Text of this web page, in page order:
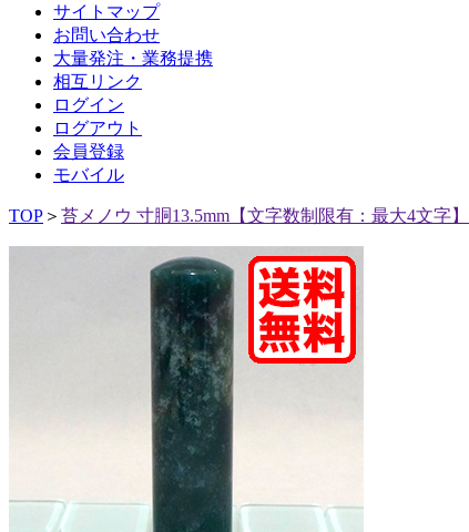
サイトマップ
お問い合わせ
大量発注・業務提携
相互リンク
ログイン
ログアウト
会員登録
モバイル
TOP ＞ 苔メノウ 寸胴13.5mm【文字数制限有：最大4文字】